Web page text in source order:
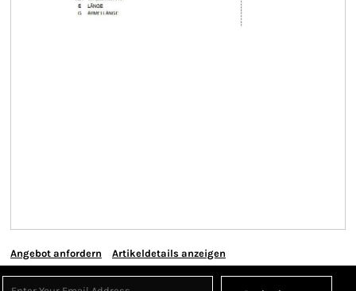
Angebot anfordern Artikeldetails anzeigen